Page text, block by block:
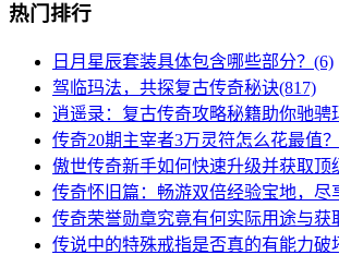
热门排行
日月星辰套装具体包含哪些部分？(6)
驾临玛法，共探复古传奇秘诀(817)
逍遥录：复古传奇攻略秘籍助你驰骋
传奇20期主宰者3万灵符怎么花最值
傲世传奇新手如何快速升级并获取顶
传奇怀旧篇：畅游双倍经验宝地，尽
传奇荣誉勋章究竟有何实际用途与获
传说中的特殊戒指是否真的有能力破